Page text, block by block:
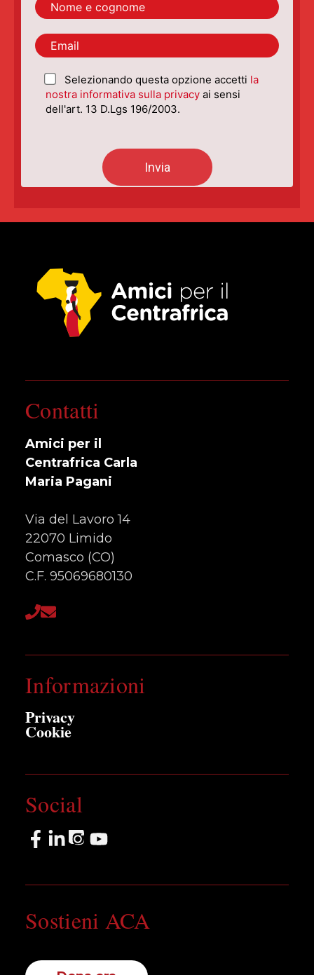
Selezionando questa opzione accetti la
nostra informativa sulla privacy ai sensi
dell'art. 13 D.Lgs 196/2003.
Contatti
Amici per il
Centrafrica Carla
Maria Pagani
Via del Lavoro 14
22070 Limido
Comasco (CO)
C.F. 95069680130
Informazioni
Privacy
Cookie
Social
Sostieni ACA